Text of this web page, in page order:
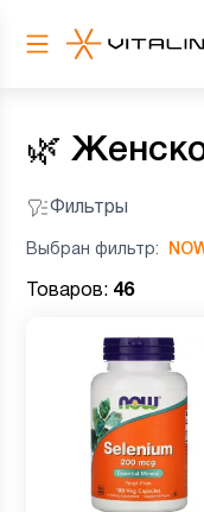
🌿
Фильтры
Выбран фильтр:
Товаров: 46